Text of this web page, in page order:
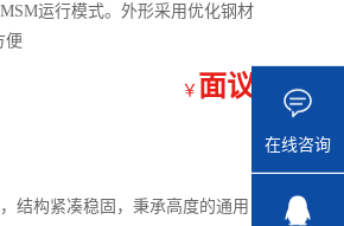
运行模式。外形采用优化钢材
便
￥ 面议
结构紧凑稳固，秉承高度的通用
在线咨询